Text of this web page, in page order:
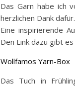
Das Garn habe ich
herzlichen Dank dafür.
Eine inspirierende
Den Link dazu gibt es
Wollfamos Yarn-Box
Das Tuch in